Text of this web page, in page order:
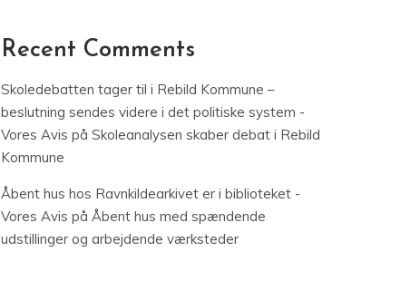
Recent Comments
Skoledebatten tager til i Rebild Kommune –
beslutning sendes videre i det politiske system -
Vores Avis på Skoleanalysen skaber debat i Rebild
Kommune
Åbent hus hos Ravnkildearkivet er i biblioteket -
Vores Avis på Åbent hus med spændende
udstillinger og arbejdende værksteder